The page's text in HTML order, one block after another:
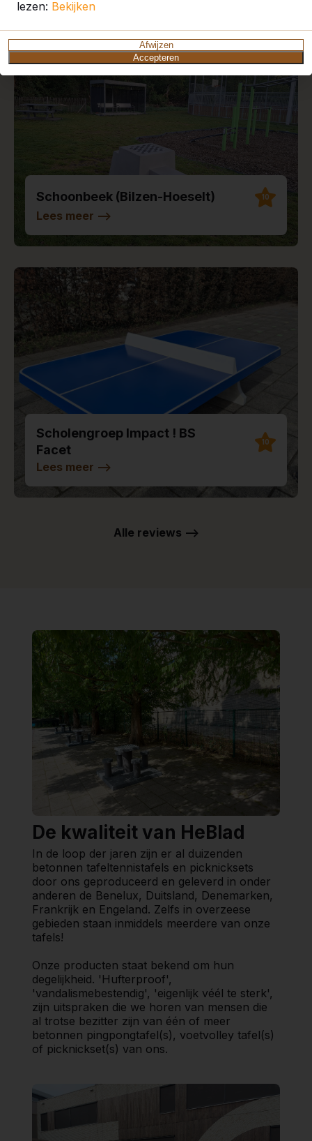
lezen: Bekijken
Afwijzen
Accepteren
Schoonbeek (Bilzen-Hoeselt) 10
Lees meer -->
Scholengroep Impact ! BS
Facet
10
Lees meer -->
Alle reviews -->
De kwaliteit van HeBlad
In de loop der jaren zijn er al duizenden
betonnen tafeltennistafels en picknicksets
door ons geproduceerd en geleverd in onder
anderen de Benelux, Duitsland, Denemarken,
Frankrijk en Engeland. Zelfs in overzeese
gebieden staan inmiddels meerdere van onze
tafels!
Onze producten staat bekend om hun
degelijkheid. 'Hufterproof',
'vandalismebestendig', 'eigenlijk véél te sterk',
zijn uitspraken die we horen van mensen die
al trotse bezitter zijn van één of meer
betonnen pingpongtafel(s), voetvolley tafel(s)
of picknickset(s) van ons.